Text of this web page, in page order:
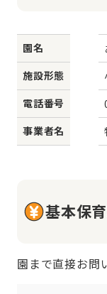
園名
施設形態
電話番号
事業者名
基本保
園まで直接お問